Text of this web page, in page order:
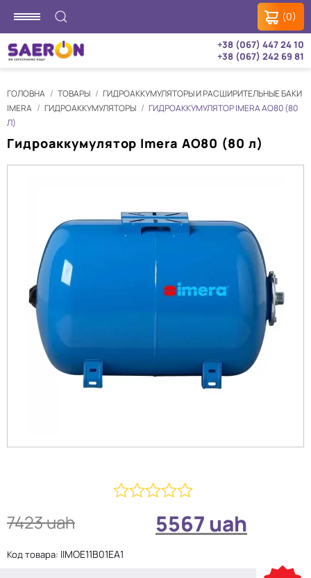
(0)
+38 (067) 447 24 10
+38 (067) 242 69 81
ГОЛОВНА ТОВАРЫ
ГИДРОАККУМУЛЯТОРЫ И РАСШИРИТЕЛЬНЫЕ БАКИ
IMERA
ГИДРОАККУМУЛЯТОРЫ
ГИДРОАККУМУЛЯТОР IMERA AO80 (80
Л)
Гидроаккумулятор Imera AO80 (80 л)
7423uah 5567uah
Код товара: IIMOE11B01EA1